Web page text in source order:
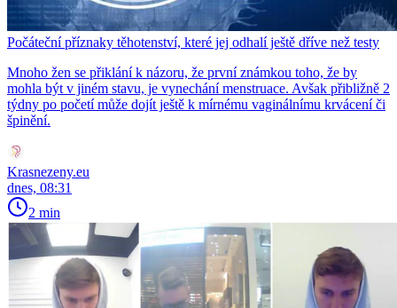
Počáteční příznaky těhotenství, které jej odhalí ještě dříve než testy
Mnoho žen se přiklání k názoru, že první známkou toho, že by
mohla být v jiném stavu, je vynechání menstruace. Avšak přibližně 2
týdny po početí může dojít ještě k mírnému vaginálnímu krvácení či
špinění.
Krasnezeny.eu
dnes, 08:31
2 min